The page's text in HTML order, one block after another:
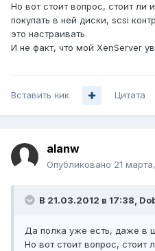
Но вот стоит вопрос, стоит ли
покупать в ней диски, scsi
это настраивать.
И не факт, что мой XenServer
Вставить ник Цитата
alanw
Опубликовано 21
В 21.03.2012 в 17:38,
Да полка уже есть, даже в
Но вот стоит вопрос, стоит